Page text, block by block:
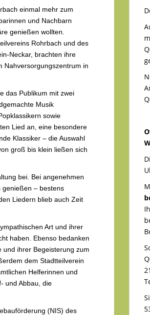
einmal mehr zum
und Nachbarn
genießen wollten.
Rohrbach und des
Neckar, brachten ihre
Nahversorgungszentrum in
das Publikum mit zwei
Musik
sowie
Lied an, eine besondere
Klassiker – die Auswahl
groß bis klein ließen sich
bei. Bei angenehmen
genießen – bestens
Liedern blieb auch Zeit
Art und ihrer
haben. Ebenso bedanken
ihrer Begeisterung zum
dem Stadtteilverein
Helferinnen und
und Abbau, die
(NIS) des